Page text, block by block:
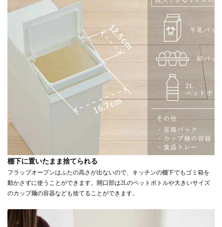
棚下に置いたまま捨てられる
フラップオープンはふたの高さが出ないので、キッチンの棚下でもゴミ箱を
動かさずに使うことができます。開口部は2Lのペットボトルや大きいサイズ
のカップ麺の容器なども捨てることができます。